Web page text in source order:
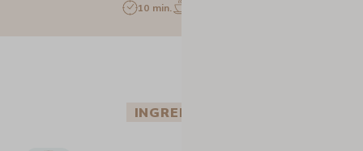
10 min.
INGREDIENTI